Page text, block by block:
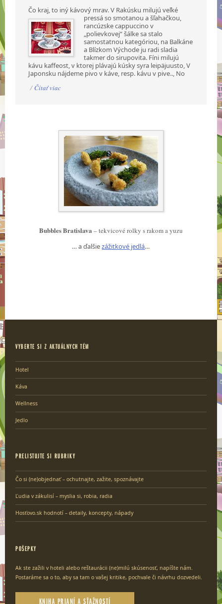
Čo kraj, to iný kávový mrav. V Rakúsku milujú veľké
pressá so smotanou a šľahačkou,
rancúzske cappuccino v
„polievkovej“ šálke sa stalo
samostatnou kategóriou, na Balkáne
a Blízkom Východe ju radi sladia
takmer do sirupovita. Fíni milujú
kávu kaffeost, v ktorej plávajú kúsky syra leipäjuusto, V
Japonsku nájdeme pivo v káve, resp. kávu v pive.., No
/ Čítať viac
Bubbles Bratislava – tekvicové rolky s rakom a yuzu
… a ďalšiezážitkové jedlá…
VYBERTE SI Z AKTUÁLNYCH TÉM
Hotel
Káva
Wellness
Jedlo
PRELISTUJTE SI RUBRIKY
Čo si (ne)objednať – ochutnajte, zažite, spoznávajte
Ľudia v zákulisí – myslia si, robia, radia
Hosťovo.sk hodnotí – detaily, koncepty, nápady
POŠEPKY
Ak ste zažili v hoteli alebo reštaurácii (ne)milú skúsenosť, napíšte nám.
Postaráme sa o to, aby sa tam o vašej kritike, pochvale či návrhu dozvedeli.
KNIHA PRIANÍ A SŤAŽNOSTÍ